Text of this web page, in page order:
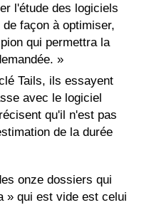
l'étude des logiciels
façon à optimiser,
qui permettra la
»
Tails, ils essayent
avec le logiciel
qu'il n'est pas
de la durée
onze dossiers qui
» qui est vide est celui